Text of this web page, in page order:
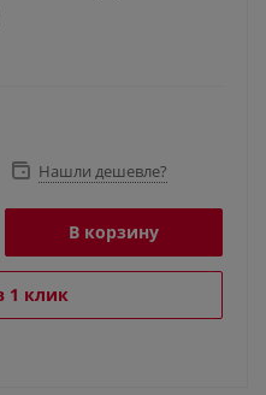
Нашли дешевле?
В корзину
1 клик